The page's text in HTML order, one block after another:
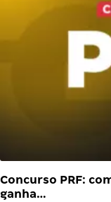
Concurso PRF:
ganha…